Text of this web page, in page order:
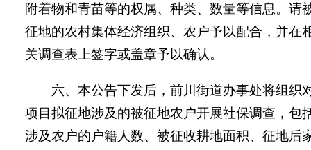
附着物和青苗等的权属、种类、数量等信息。请
征地的农村集体经济组织、农户予以配合，并在
关调查表上签字或盖章予以确认。
六、本公告下发后， 前川街道办事处将组织
项目拟征地涉及的被征地农户开展社保调查，包
涉及农户的户籍人数、被征收耕地面积、征地后